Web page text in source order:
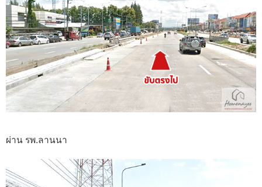
ผ่าน รพ.ลานนา